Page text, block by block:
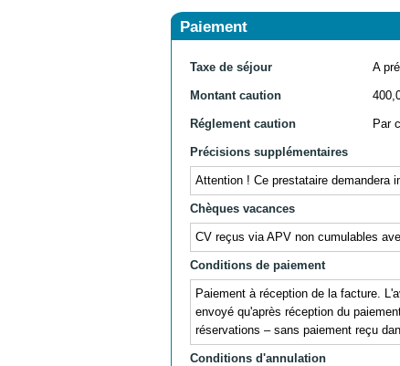
Paiement
Taxe de séjour A
Montant caution
Réglement caution Par
Précisions supplémentaires
Attention ! Ce prestataire demandera
Chèques vacances
CV reçus via APV non cumulables
Conditions de paiement
Paiement à réception de la facture.
envoyé qu'après réception du
réservations – sans paiement reçu
Conditions d'annulation